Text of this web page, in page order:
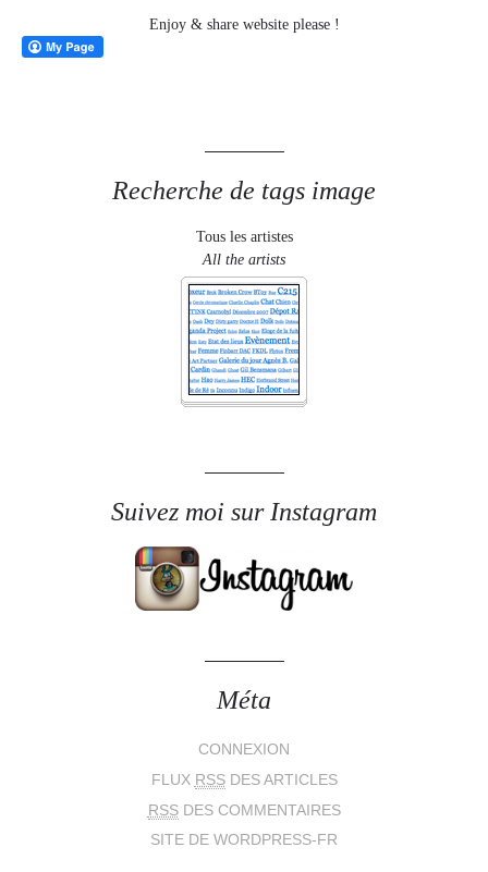
Enjoy & share website please !
Recherche de tags image
Tous les artistes
All the artists
Suivez moi sur Instagram
Méta
CONNEXION
FLUX RSSDES ARTICLES
RSSDES COMMENTAIRES
SITE DE WORDPRESS-FR